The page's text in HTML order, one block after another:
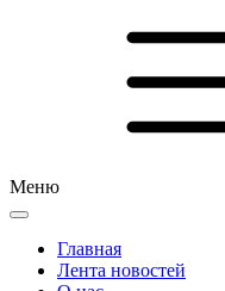
Меню
Главная
Лента новостей